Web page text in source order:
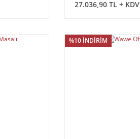
27.036,90 TL + KDV
%10 İNDİRİM